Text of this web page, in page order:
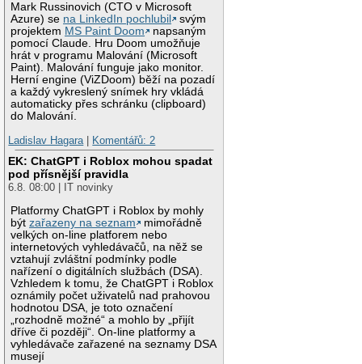
Mark Russinovich (CTO v Microsoft
Azure) se na LinkedIn pochlubil
svým
projektem MS Paint Doom
napsaným
pomocí Claude. Hru Doom umožňuje
hrát v programu Malování (Microsoft
Paint). Malování funguje jako monitor.
Herní engine (ViZDoom) běží na pozadí
a každý vykreslený snímek hry vkládá
automaticky přes schránku (clipboard)
do Malování.
Ladislav Hagara
Komentářů: 2
EK: ChatGPT i Roblox mohou spadat
pod přísnější pravidla
6.8. 08:00 | IT novinky
Platformy ChatGPT i Roblox by mohly
býtzařazeny na seznam
mimořádně
velkých on-line platforem nebo
internetových vyhledávačů, na něž se
vztahují zvláštní podmínky podle
nařízení o digitálních službách (DSA).
Vzhledem k tomu, že ChatGPT i Roblox
oznámily počet uživatelů nad prahovou
hodnotou DSA, je toto označení
„rozhodně možné“ a mohlo by „přijít
dříve či později“. On-line platformy a
vyhledávače zařazené na seznamy DSA
musejí